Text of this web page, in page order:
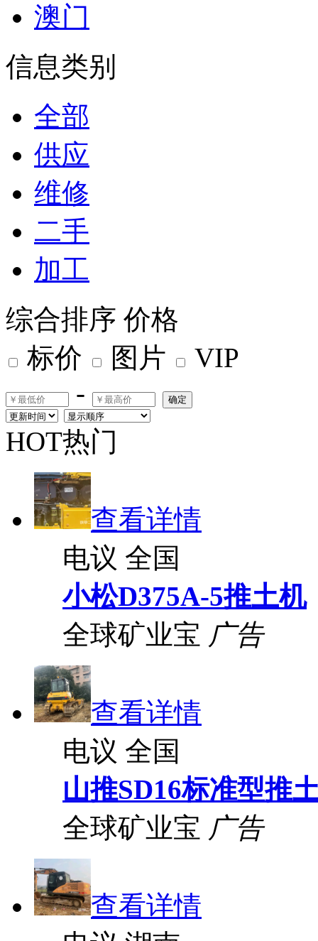
澳门
信息类别
全部
供应
维修
二手
加工
综合排序 价格
标价
图片
VIP
-
确定
HOT热门
查看详情
电议 全国
小松D375A-5推土机
全球矿业宝 广告
查看详情
电议 全国
山推SD16标准型推
全球矿业宝 广告
查看详情